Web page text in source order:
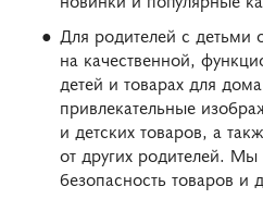
Для родителей с детьми
на качественной,
детей и товарах для
привлекательные
и детских товаров, а
от других родителей.
безопасность товаров и